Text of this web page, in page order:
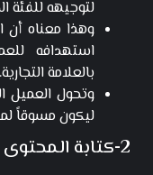
لتوجيهه
وهذا معناه
استهدافه
بالعلامة التجارية.
وتحول العميل
ليكون مسوقاً
2-كتابة المحتوى التسويقي